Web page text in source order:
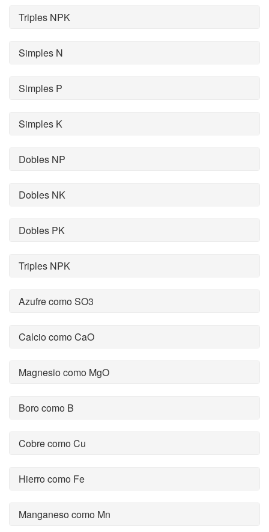
Triples NPK
Simples N
Simples P
Simples K
Dobles NP
Dobles NK
Dobles PK
Triples NPK
Azufre como SO3
Calcio como CaO
Magnesio como MgO
Boro como B
Cobre como Cu
Hierro como Fe
Manganeso como Mn